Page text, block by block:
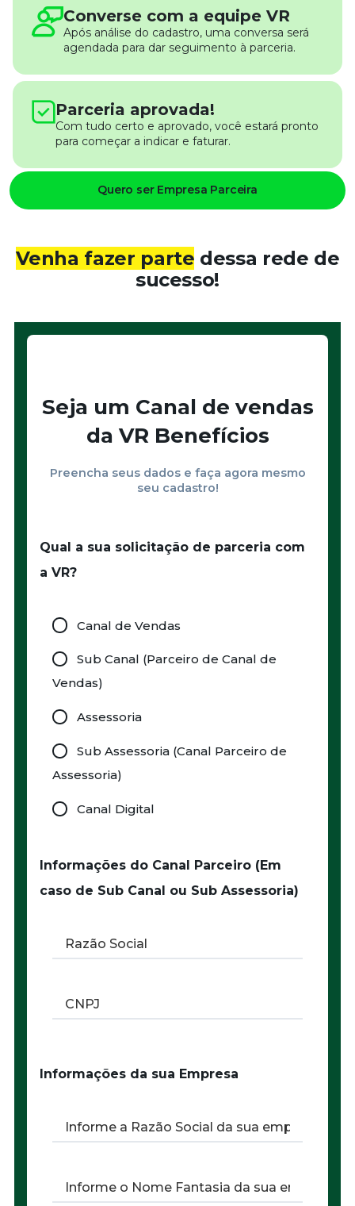
Converse com a equipe VR
Após análise do cadastro, uma conversa será
agendada para dar seguimento à parceria.
Parceria aprovada!
Com tudo certo e aprovado, você estará pronto
para começar a indicar e faturar.
Quero ser Empresa Parceira
Venha fazer parte dessa rede de
sucesso!